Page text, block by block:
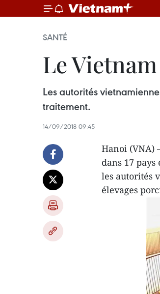
SANTÉ
Le
Les autorités
traitement.
14/09/2018 09:45
Hanoi (VNA)
dans 17
les autorités
élevages